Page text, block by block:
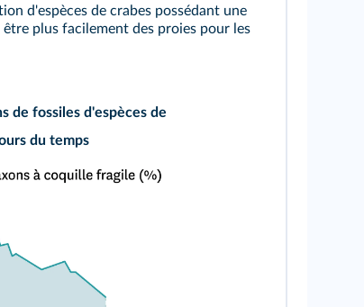
d'espèces de crabes possédant une
plus facilement des proies pour les
de fossiles d'espèces de
du temps